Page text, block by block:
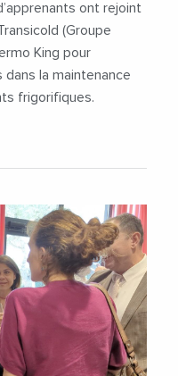
ont rejoint
(Groupe
King pour
la maintenance
frigorifiques.